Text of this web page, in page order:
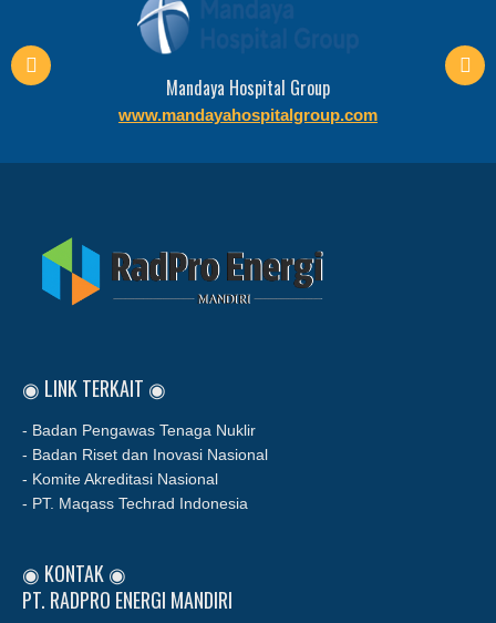
Mandaya Hospital Group
www.mandayahospitalgroup.com
◉ LINK TERKAIT ◉
- Badan Pengawas Tenaga Nuklir
- Badan Riset dan Inovasi Nasional
- Komite Akreditasi Nasional
- PT. Maqass Techrad Indonesia
◉ KONTAK ◉
PT. RADPRO ENERGI MANDIRI